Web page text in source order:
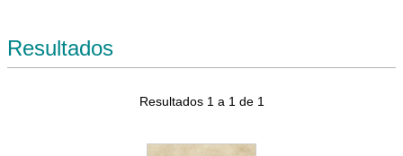
Resultados
Resultados 1 a 1 de 1